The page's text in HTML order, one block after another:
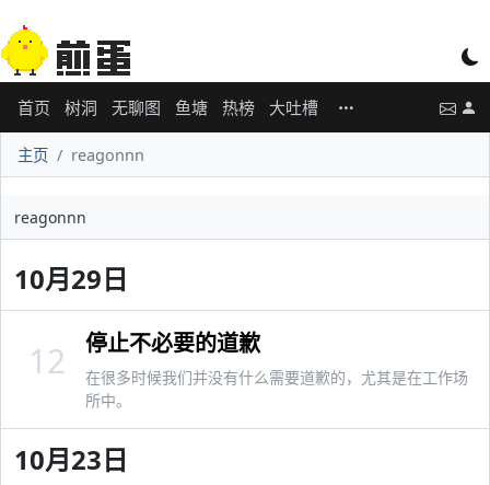
首页 树洞 无聊图 鱼塘 热榜 大吐槽
主页 reagonnn
reagonnn
10月29日
停止不必要的道歉
在很多时候我们并没有什么需要道歉的，尤其是在工作场
所中。
12
10月23日